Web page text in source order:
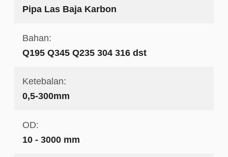
Pipa Las Baja Karbon
Bahan:
Q195 Q345 Q235 304 316 dst
Ketebalan:
0,5-300mm
OD:
10 - 3000 mm